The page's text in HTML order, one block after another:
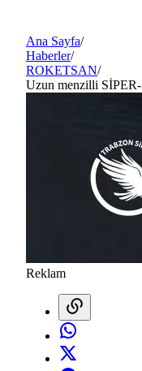
Ana Sayfa/
Haberler/
ROKETSAN/
Uzun menzilli
Reklam